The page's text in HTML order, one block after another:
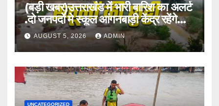
(बड़ी खबर)उत्तराखंड में भारी बारिश का अलर्ट
.दो जनपदों मे स्कूल आंगनबाड़ी केंद्र रहेंगे
बंद।AUGUST 5, 2026 ADMIN
UNCATEGORIZED